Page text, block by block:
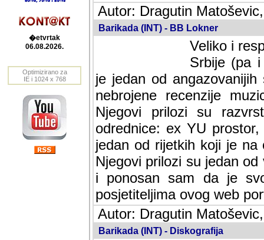
�etvrtak
06.08.2026.
Optimizirano za
IE i 1024 x 768
Autor: Dragutin
Barikada (INT) - BB Lokner
Veliko i
Srbije (pa i
jedan od angazovanijih
nebrojene recenzije
Njegovi prilozi su
odrednice: ex YU
jedan od rijetkih koji je
Njegovi prilozi su jedan
i ponosan sam da je
posjetiteljima ovog web
Autor: Dragutin
Barikada (INT) - Diskografija